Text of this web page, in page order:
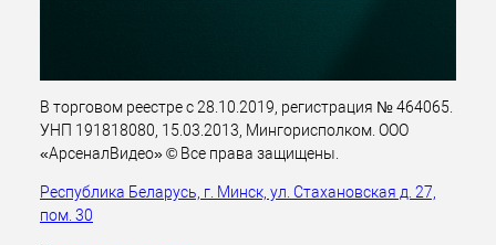
В торговом реестре с 28.10.2019, регистрация № 464065.
УНП 191818080, 15.03.2013, Мингорисполком. ООО
«АрсеналВидео» © Все права защищены.
Республика Беларусь, г. Минск, ул. Стахановская д. 27,
пом. 30